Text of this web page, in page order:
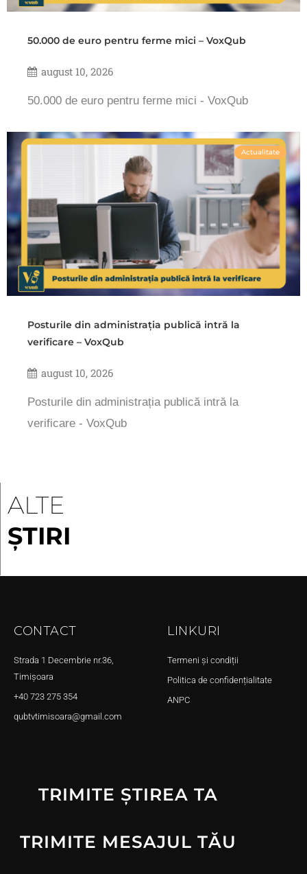
50.000 de euro pentru ferme mici – VoxQub
august 10, 2026
50.000 de euro pentru ferme mici - VoxQub
Actualitate
Posturile din administrația publică intră la
verificare – VoxQub
august 10, 2026
Posturile din administrația publică intră la
verificare - VoxQub
ALTE
ȘTIRI
CONTACT
Strada 1 Decembrie nr.36,
Timișoara
+40 723 275 354
qubtvtimisoara@gmail.com
LINKURI
Termeni și condiții
Politica de confidențialitate
ANPC
TRIMITE ȘTIREA TA
TRIMITE MESAJUL TĂU